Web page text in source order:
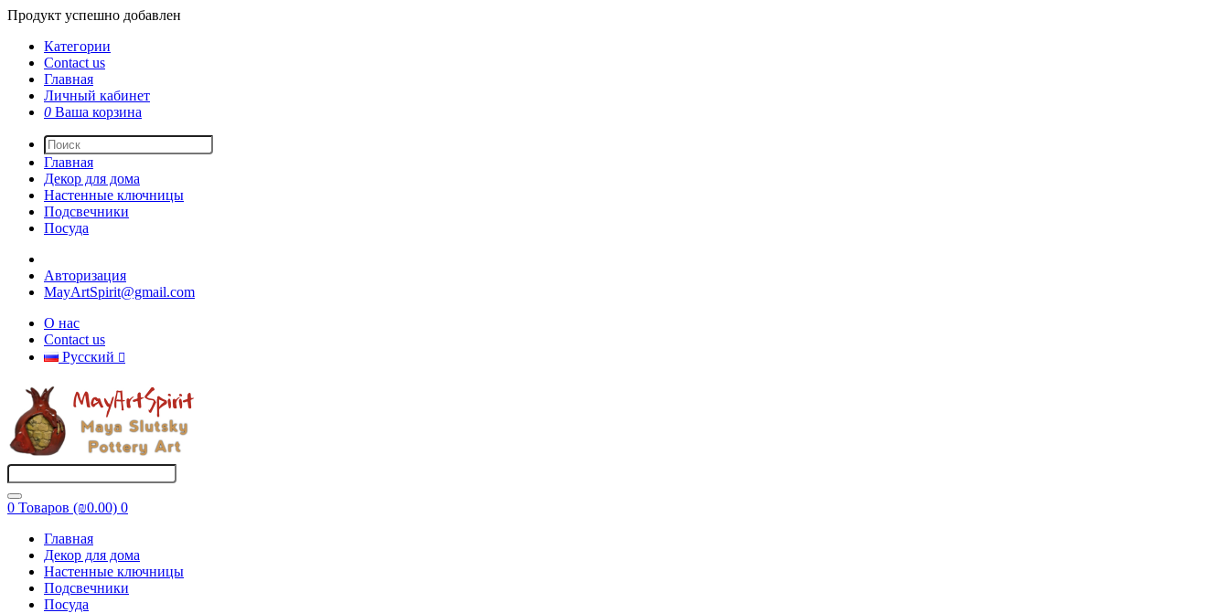
Продукт успешно добавлен
Категории
Contact us
Главная
Личный кабинет
0 Ваша корзина
Главная
Декор для дома
Настенные ключницы
Подсвечники
Посуда
Авторизация
MayArtSpirit@gmail.com
О нас
Contact us
Русский
0 Товаров (₪0.00) 0
Главная
Декор для дома
Настенные ключницы
Подсвечники
Посуда